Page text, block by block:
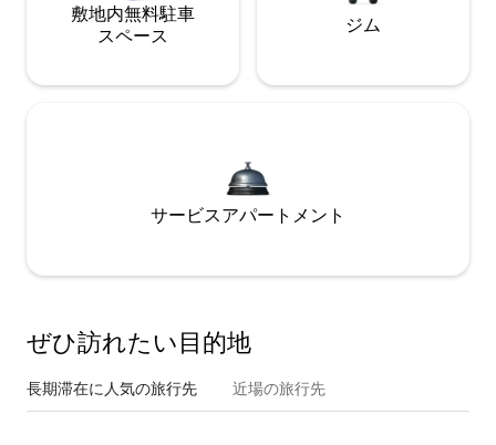
敷地内無料駐⁠車
ス⁠ペ⁠ー⁠ス
ジム
サービスアパートメント
ぜひ訪⁠れ⁠た⁠い目⁠的⁠地
長期滞在に人気の旅行先 近場の旅行先